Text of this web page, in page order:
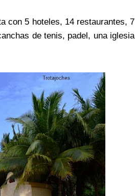
con 5 hoteles, 14 restaurantes, 7
de tenis, padel, una iglesia